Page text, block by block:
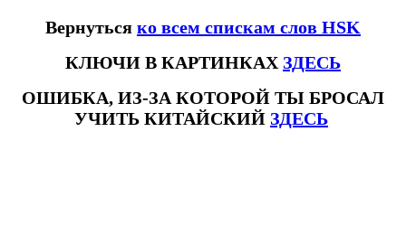
Вернуться ко всем спискам слов HSK
КЛЮЧИ В КАРТИНКАХ ЗДЕСЬ
ОШИБКА, ИЗ-ЗА КОТОРОЙ ТЫ БРОСАЛ
УЧИТЬ КИТАЙСКИЙ ЗДЕСЬ